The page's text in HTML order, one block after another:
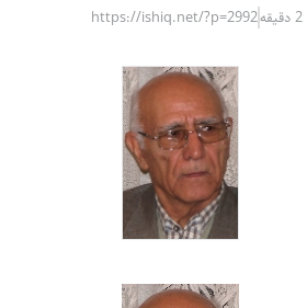
https://ishiq.net/?p=2992